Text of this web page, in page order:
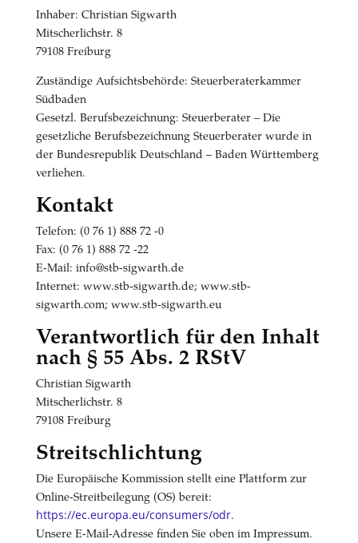
Inhaber: Christian Sigwarth
Mitscherlichstr. 8
79108 Freiburg
Zuständige Aufsichtsbehörde: Steuerberaterkammer
Südbaden
Gesetzl. Berufsbezeichnung: Steuerberater – Die
gesetzliche Berufsbezeichnung Steuerberater wurde in
der Bundesrepublik Deutschland – Baden Württemberg
verliehen.
Kontakt
Telefon: (0 76 1) 888 72 -0
Fax: (0 76 1) 888 72 -22
E-Mail: info@stb-sigwarth.de
Internet: www.stb-sigwarth.de; www.stb-
sigwarth.com; www.stb-sigwarth.eu
Verantwortlich für den Inhalt
nach § 55 Abs. 2 RStV
Christian Sigwarth
Mitscherlichstr. 8
79108 Freiburg
Streitschlichtung
Die Europäische Kommission stellt eine Plattform zur
Online-Streitbeilegung (OS) bereit:
https://ec.europa.eu/consumers/odr.
Unsere E-Mail-Adresse finden Sie oben im Impressum.